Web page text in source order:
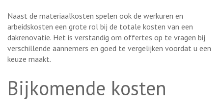
Naast de materiaalkosten spelen ook de werkuren en
arbeidskosten een grote rol bij de totale kosten van een
dakrenovatie. Het is verstandig om offertes op te vragen bij
verschillende aannemers en goed te vergelijken voordat u een
keuze maakt.
Bijkomende kosten